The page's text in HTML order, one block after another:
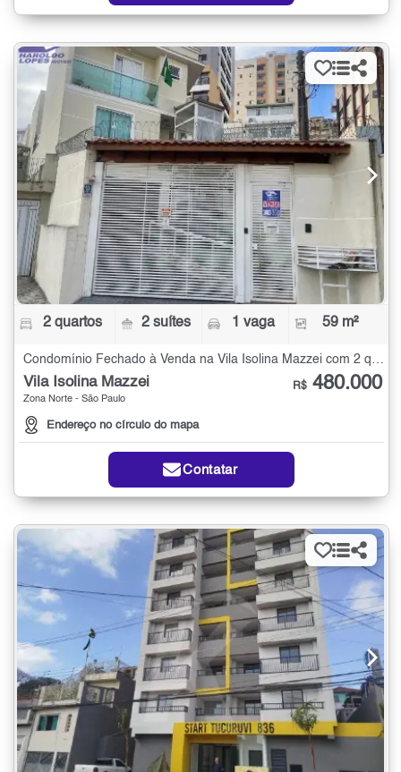
2 quartos 2 suítes 1 vaga 59 m²
Condomínio Fechado à Venda na Vila Isolina Mazzei com 2 quartos - 59 m²
Vila Isolina Mazzei
Zona Norte - São Paulo
Endereço no círculo do mapa
R$ 480.000
Contatar